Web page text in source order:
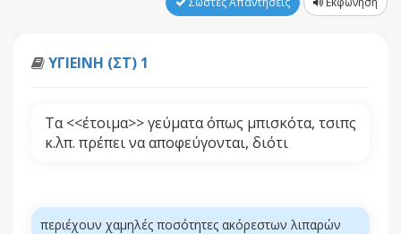
ΥΓΙΕΙΝΗ (ΣΤ) 1
Τα <<έτοιμα>> γεύματα όπως μπισκότα, τσιπς
κ.λπ. πρέπει να αποφεύγονται, διότι
περιέχουν χαμηλές ποσότητες ακόρεστων λιπαρών